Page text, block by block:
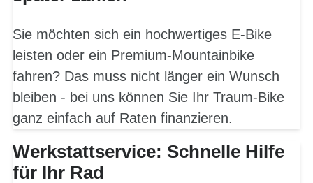
Sie möchten sich ein hochwertiges E-Bike
leisten oder ein Premium-Mountainbike
fahren? Das muss nicht länger ein Wunsch
bleiben - bei uns können Sie Ihr Traum-Bike
ganz einfach auf Raten finanzieren.
Werkstattservice: Schnelle Hilfe
für Ihr Rad